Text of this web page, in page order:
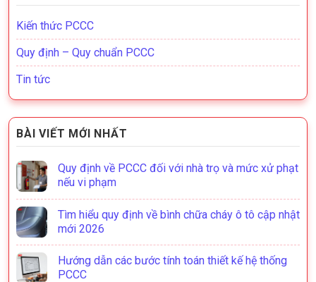
Kiến thức PCCC
Quy định – Quy chuẩn PCCC
Tin tức
BÀI VIẾT MỚI NHẤT
Quy định về PCCC đối với nhà trọ và mức xử phạt
nếu vi phạm
Tìm hiểu quy định về bình chữa cháy ô tô cập nhật
mới 2026
Hướng dẫn các bước tính toán thiết kế hệ thống
PCCC